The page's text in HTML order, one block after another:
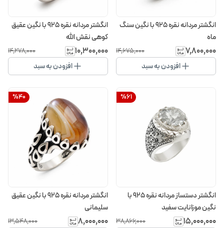
انگشتر مردانه نقره 925 با نگین سنگ
ماه
۷٬۸۰۰٬۰۰۰ ۱۴٬۶۷۵٬۰۰۰
افزودن به سبد
انگشتر مردانه نقره 925 با نگین عقیق
کوهی نقش الله
۱۰٬۳۰۰٬۰۰۰ ۱۴٬۲۷۸٬۰۰۰
افزودن به سبد
%61
انگشتر دستساز مردانه نقره 925 با
نگین موزانایت سفید
۱۵٬۰۰۰٬۰۰۰ ۳۸٬۸۶۶٬۰۰۰
%40
انگشتر مردانه نقره 925 با نگین عقیق
سلیمانی
۸٬۰۰۰٬۰۰۰ ۱۳٬۵۴۸٬۰۰۰